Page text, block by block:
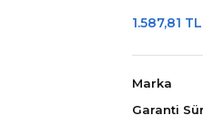
1.587,81 TL
Marka
Garanti